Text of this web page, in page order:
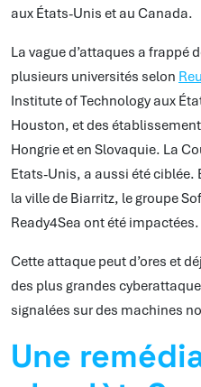
aux États-Unis et au Canada.
La vague d’attaques a frappé
plusieurs universités selon
Institute of Technology aux
Houston, et des
Hongrie et en Slovaquie. La
Etats-Unis, a aussi été ciblée.
la ville de Biarritz, le groupe
Ready4Sea ont été impactées.
Cette attaque peut d’ores et
des plus grandes
signalées sur des machines
Une